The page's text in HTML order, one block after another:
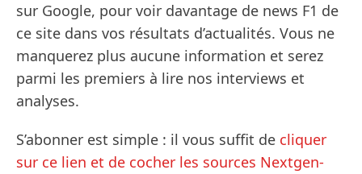
sur Google, pour voir davantage de news F1 de
ce site dans vos résultats d’actualités. Vous ne
manquerez plus aucune information et serez
parmi les premiers à lire nos interviews et
analyses.
S’abonner est simple : il vous suffit de cliquer
sur ce lien et de cocher les sources Nextgen-